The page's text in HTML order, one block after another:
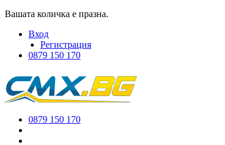
Вашата количка е празна.
Вход
Регистрация
0879 150 170
0879 150 170